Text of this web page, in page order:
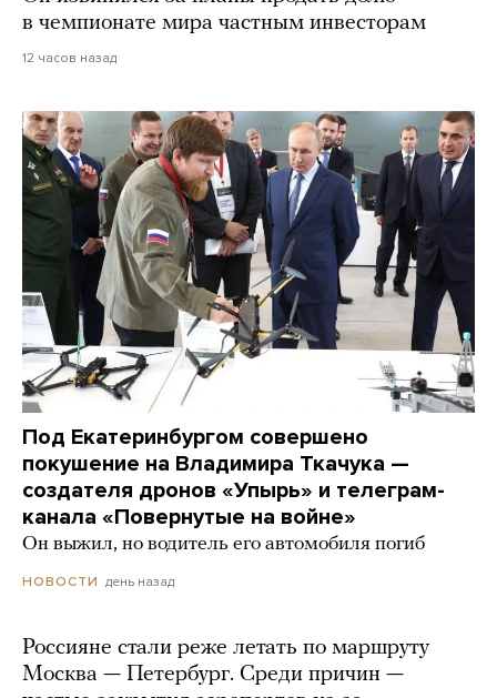
в чемпионате мира частным инвесторам
12 часов назад
Под Екатеринбургом совершено
покушение на Владимира Ткачука —
создателя дронов «Упырь» и телеграм-
канала «Повернутые на войне»
Он выжил, но водитель его автомобиля погиб
НОВОСТИ день назад
Россияне стали реже летать по маршруту
Москва — Петербург. Среди причин —